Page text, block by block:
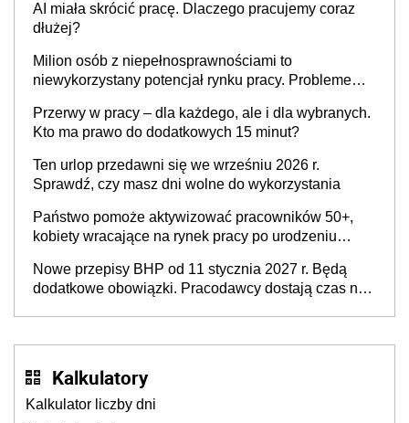
AI miała skrócić pracę. Dlaczego pracujemy coraz
dłużej?
Milion osób z niepełnosprawnościami to
niewykorzystany potencjał rynku pracy. Problemem
refundacji, ale bariery po stronie systemu i
świadomości pracodawców [WYWIAD]
Przerwy w pracy – dla każdego, ale i dla wybranych.
Kto ma prawo do dodatkowych 15 minut?
Ten urlop przedawni się we wrześniu 2026 r.
Sprawdź, czy masz dni wolne do wykorzystania
Państwo pomoże aktywizować pracowników 50+,
kobiety wracające na rynek pracy po urodzeniu
neuroatypowe. Powstanie Fundusz na rzecz
Inkluzywności w Zatrudnianiu?
Nowe przepisy BHP od 11 stycznia 2027 r. Będą
dodatkowe obowiązki. Pracodawcy dostają czas na
Kalkulatory
Kalkulator liczby dni